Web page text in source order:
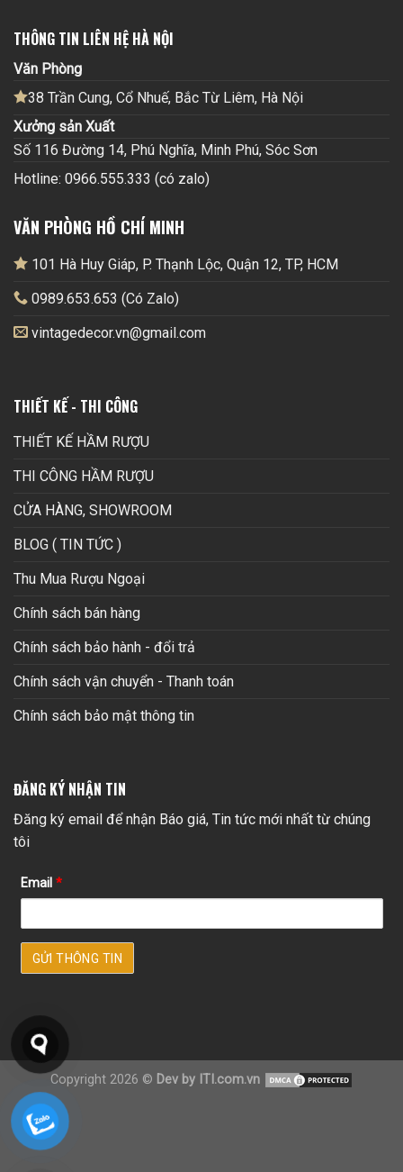
THÔNG TIN LIÊN HỆ HÀ NỘI
Văn Phòng
38 Trần Cung, Cổ Nhuế, Bắc Từ Liêm, Hà Nội
Xưởng sản Xuất
Số 116 Đường 14, Phú Nghĩa, Minh Phú, Sóc Sơn
Hotline: 0966.555.333 (có zalo)
VĂN PHÒNG HỒ CHÍ MINH
101 Hà Huy Giáp, P. Thạnh Lộc, Quận 12, TP, HCM
0989.653.653 (Có Zalo)
vintagedecor.vn@gmail.com
THIẾT KẾ - THI CÔNG
THIẾT KẾ HẦM RƯỢU
THI CÔNG HẦM RƯỢU
CỬA HÀNG, SHOWROOM
BLOG ( TIN TỨC )
Thu Mua Rượu Ngoại
Chính sách bán hàng
Chính sách bảo hành - đổi trả
Chính sách vận chuyển - Thanh toán
Chính sách bảo mật thông tin
ĐĂNG KÝ NHẬN TIN
Đăng ký email để nhận Báo giá, Tin tức mới nhất từ chúng
tôi
Email *
Copyright 2026 © Dev by ITI.com.vn